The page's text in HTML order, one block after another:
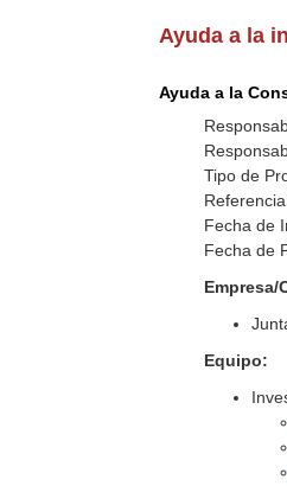
Ayuda a la
Ayuda a la
Tipo de
Fecha de
Fecha de
Equipo: